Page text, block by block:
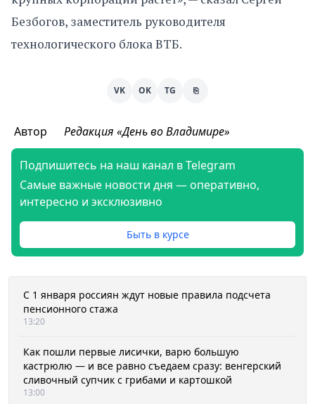
Безбогов, заместитель руководителя
технологического блока ВТБ.
VK OK TG ⎘
Автор Редакция «День во Владимире»
Подпишитесь на наш канал в Telegram
Самые важные новости дня — оперативно,
интересно и эксклюзивно
Быть в курсе
С 1 января россиян ждут новые правила подсчета
пенсионного стажа
13:20
Как пошли первые лисички, варю большую
кастрюлю — и все равно съедаем сразу: венгерский
сливочный супчик с грибами и картошкой
13:00